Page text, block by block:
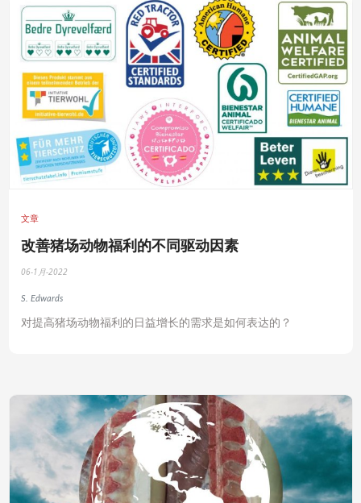
文章
改善猪场动物福利的不同驱动因素
06-1月-2022
S. Edwards
对提高猪场动物福利的日益增长的需求是如何表达的？